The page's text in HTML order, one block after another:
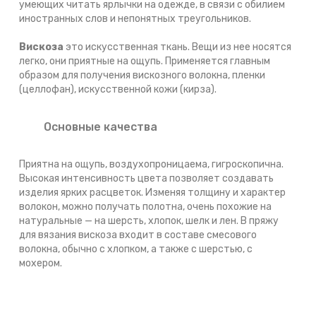
умеющих читать ярлычки на одежде, в связи с обилием
иностранных слов и непонятных треугольников.
Вискоза это искусственная ткань. Вещи из нее носятся
легко, они приятные на ощупь. Применяется главным
образом для получения вискозного волокна, пленки
(целлофан), искусственной кожи (кирза).
Основные качества
Приятна на ощупь, воздухопроницаема, гигроскопична.
Высокая интенсивность цвета позволяет создавать
изделия ярких расцветок. Изменяя толщину и характер
волокон, можно получать полотна, очень похожие на
натуральные — на шерсть, хлопок, шелк и лен. В пряжу
для вязания вискоза входит в составе смесового
волокна, обычно с хлопком, а также с шерстью, с
мохером.